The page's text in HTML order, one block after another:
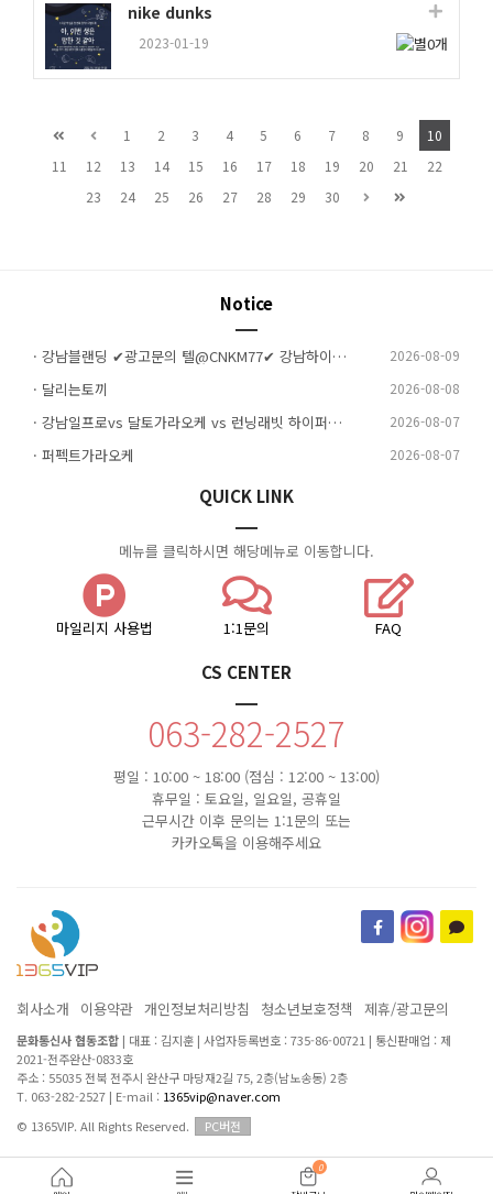
0
nike dunks
2023-01-19
1 2 3 4 5 6 7 8 9
10
11
12 13 14 15 16 17 18 19 20 21
22
23
24 25 26 27 28 29 30
Notice
· 강남블랜딩 ✔광고문의 텔@CNKM77✔ 강남하이퍼블릭 강남하이퍼블릭 강남하퍼 2026-08-09
· 달리는토끼 2026-08-08
· 강남일프로vs 달토가라오케 vs 런닝래빗 하이퍼블릭 (핵심 비교) 4 | 작성자: 달토하이퍼블릭 2026-08-07
· 퍼펙트가라오케 2026-08-07
QUICK LINK
메뉴를 클릭하시면 해당메뉴로 이동합니다.
마일리지 사용법 1:1문의 FAQ
CS CENTER
063-282-2527
평일 : 10:00 ~ 18:00 (점심 : 12:00 ~ 13:00)
휴무일 : 토요일, 일요일, 공휴일
근무시간 이후 문의는 1:1문의 또는
카카오톡을 이용해주세요
회사소개 이용약관 개인정보처리방침 청소년보호정책 제휴/광고문의
문화통신사 협동조합 | 대표 : 김지훈 | 사업자등록번호 : 735-86-00721 | 통신판매업 : 제
2021-전주완산-0833호
주소 : 55035 전북 전주시 완산구 마당재2길 75, 2층(남노송동) 2층
T. 063-282-2527 | E-mail : 1365vip@naver.com
© 1365VIP. All Rights Reserved.
PC버전